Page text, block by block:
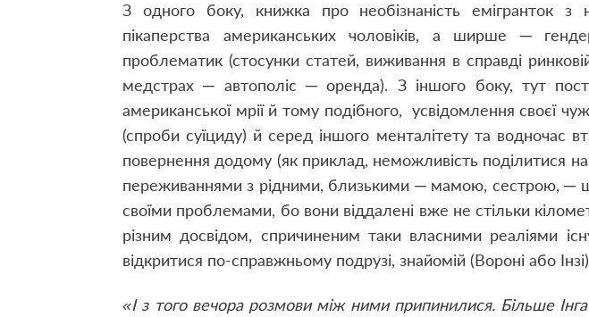
З одного боку, книжка про необізнаність емігранток з
пікаперства американських чоловіків, а ширше ─
проблематик (стосунки статей, виживання в справді
медстрах ─ автополіс ─ оренда). З іншого боку, тут
американської мрії й тому подібного, усвідомлення своєї
(спроби суїциду) й серед іншого менталітету та водночас
повернення додому (як приклад, неможливість поділитися
переживаннями з рідними, близькими ─ мамою, сестрою, ─
своїми проблемами, бо вони віддалені вже не стільки
різним досвідом, спричиненим таки власними реаліями
відкритися по-справжньому подрузі, знайомій (Вороні або
«І з того вечора розмови між ними припинилися. Більше